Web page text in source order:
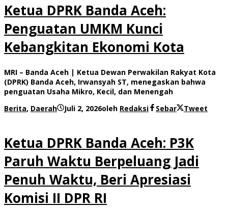
Ketua DPRK Banda Aceh:
Penguatan UMKM Kunci
Kebangkitan Ekonomi Kota
MRI – Banda Aceh | Ketua Dewan Perwakilan Rakyat Kota
(DPRK) Banda Aceh, Irwansyah ST, menegaskan bahwa
penguatan Usaha Mikro, Kecil, dan Menengah
Berita, Daerah Juli 2, 2026oleh Redaksi Sebar Tweet
Ketua DPRK Banda Aceh: P3K
Paruh Waktu Berpeluang Jadi
Penuh Waktu, Beri Apresiasi
Komisi II DPR RI